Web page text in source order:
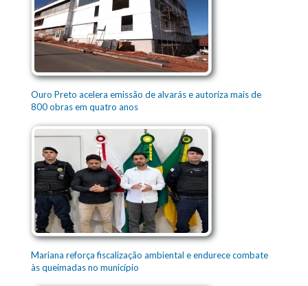
Ouro Preto acelera emissão de alvarás e autoriza mais de
800 obras em quatro anos
Mariana reforça fiscalização ambiental e endurece combate
às queimadas no município